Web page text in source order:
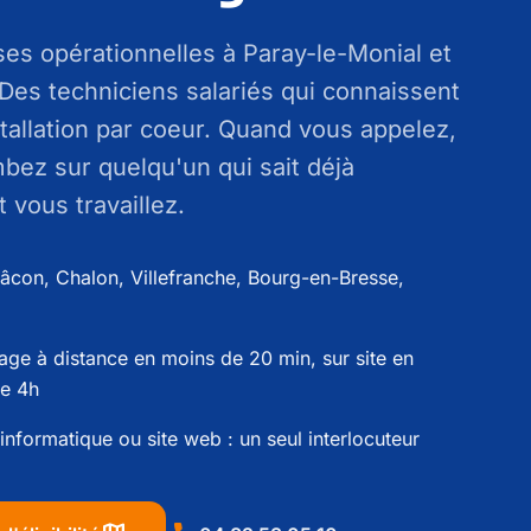
opérationnelles à Paray-le-Monial et
techniciens salariés qui connaissent
par coeur. Quand vous appelez,
sur quelqu'un qui sait déjà
vous travaillez.
Chalon, Villefranche, Bourg-en-Bresse,
à distance en moins de 20 min, sur site en
4h
ou site web : un seul interlocuteur